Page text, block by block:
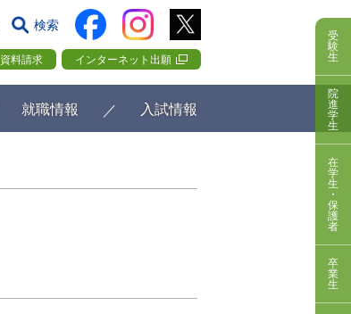
検索
資料請求 インターネット出願
就職情報 入試情報
受
験
生
院
進
学
生
在
学
生
・
保
護
者
卒
業
生